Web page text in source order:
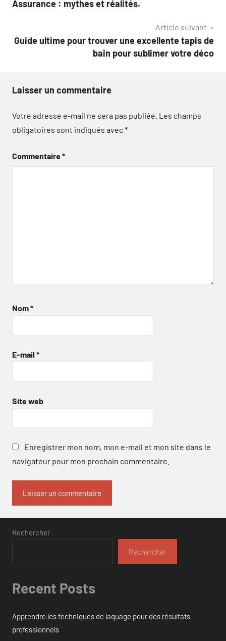
de
Assurance : mythes et réalités.
Article suivant
Guide ultime pour trouver une excellente tapis de
bain pour sublimer votre déco
Laisser un commentaire
Votre adresse e-mail ne sera pas publiée. Les champs
obligatoires sont indiqués avec*
Commentaire*
Nom*
E-mail *
Site web
Enregistrer mon nom, mon e-mail et mon site dans le
navigateur pour mon prochain commentaire.
Rechercher
Rechercher
Recent Posts
Apprendre les techniques de laquage pour des résultats
professionnels